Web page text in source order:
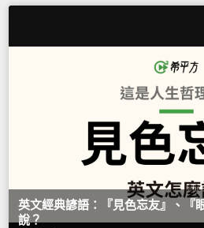
英文經典諺語：『見色忘友』、『
說？